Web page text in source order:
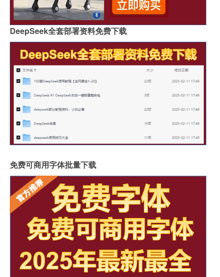
DeepSeek全套部署资料免费下载
免费可商用字体批量下载